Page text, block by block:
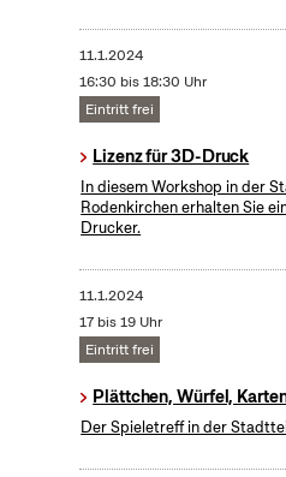
11.1.2024
16:30 bis 18:30 Uhr
Eintritt frei
Lizenz für 3D-Druck
In diesem Workshop in der
Rodenkirchen erhalten Sie
Drucker.
11.1.2024
17 bis 19 Uhr
Eintritt frei
Plättchen, Würfel,
Der Spieletreff in der